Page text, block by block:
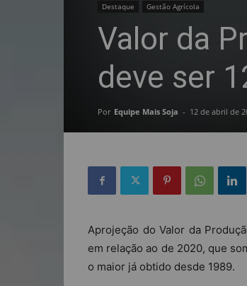
Destaque Gestão Agrícola
Valor da
deve ser
Por Equipe Mais Soja - 12 de abril de
Aprojeção do Valor da
em relação ao de 2020, que
o maior já obtido desde 1989.